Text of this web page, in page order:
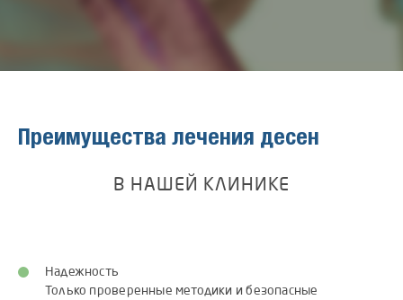
Преимущества лечения десен
В НАШЕЙ КЛИНИКЕ
Надежность
Только проверенные методики и безопасные